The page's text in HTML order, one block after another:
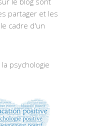
partager et les
cadre d'un
psychologie